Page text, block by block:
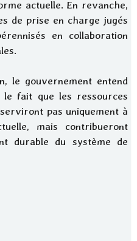
actuelle. En revanche,
de prise en charge jugés
en collaboration
le gouvernement entend
fait que les ressources
pas uniquement à
mais contribueront
durable du système de